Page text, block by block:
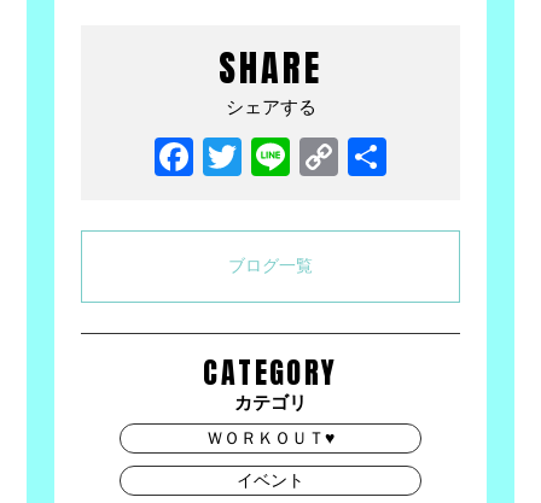
SHARE
シェアする
Facebook
Twitter
LineCopy
ブログ一覧
CATEGORY
カテゴリ
ＷＯＲＫＯＵＴ♥
イベント